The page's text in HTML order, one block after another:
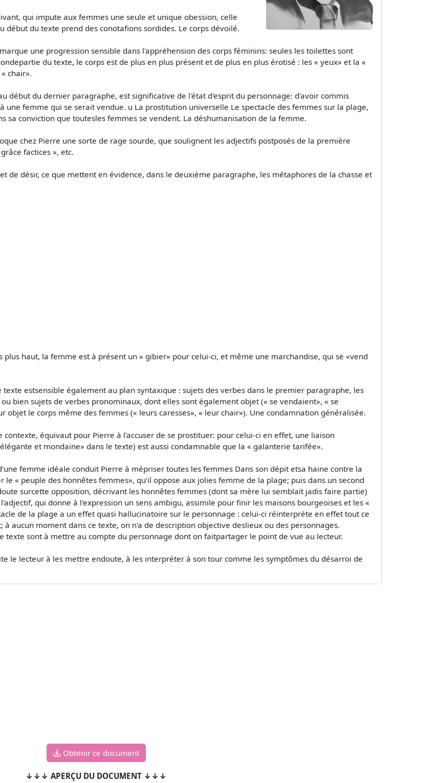
qui impute aux femmes une seule et unique obession, celle
du texte prend des conotafions sordides. Le corps dévoilé.
une progression sensible dans l'appréhension des corps féminins: seules les toilettes sont
du texte, le corps est de plus en plus présent et de plus en plus érotisé : les « yeux» et la «
chair».
début du dernier paragraphe, est significative de l'état d'esprit du personnage: d'avoir commis
une femme qui se serait vendue. u La prostitution universelle Le spectacle des femmes sur la plage,
sa conviction que toutesles femmes se vendent. La déshumanisation de la femme.
chez Pierre une sorte de rage sourde, que soulignent les adjectifs postposés de la première
factices », etc.
de désir, ce que mettent en évidence, dans le deuxième paragraphe, les métaphores de la chasse et
haut, la femme est à présent un « gibier» pour celui-ci, et même une marchandise, qui se «vend
estsensible également au plan syntaxique : sujets des verbes dans le premier paragraphe, les
bien sujets de verbes pronominaux, dont elles sont également objet (« se vendaient», « se
objet le corps même des femmes (« leurs caresses», « leur chair»). Une condamnation généralisée.
contexte, équivaut pour Pierre à l'accuser de se prostituer: pour celui-ci en effet, une liaison
et mondaine» dans le texte) est aussi condamnable que la « galanterie tarifée».
femme idéale conduit Pierre à mépriser toutes les femmes Dans son dépit etsa haine contre la
« peuple des honnêtes femmes», qu'il oppose aux jolies femme de la plage; puis dans un second
surcette opposition, décrivant les honnêtes femmes (dont sa mère lui semblait jadis faire partie)
qui donne à l'expression un sens ambigu, assimile pour finir les maisons bourgeoises et les «
de la plage a un effet quasi hallucinatoire sur le personnage : celui-ci réinterprète en effet tout ce
aucun moment dans ce texte, on n'a de description objective deslieux ou des personnages.
texte sont à mettre au compte du personnage dont on faitpartager le point de vue au lecteur.
le lecteur à les mettre endoute, à les interpréter à son tour comme les symptômes du désarroi de
Obtenir ce document
↓↓↓ APERÇU DU DOCUMENT ↓↓↓